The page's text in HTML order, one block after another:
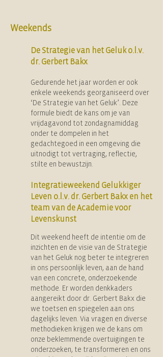
Weekends
De Strategie van het Geluk o.l.v.
dr. Gerbert Bakx
Gedurende het jaar worden er ook
enkele weekends georganiseerd over
‘De Strategie van het Geluk’. Deze
formule biedt de kans om je van
vrijdagavond tot zondagnamiddag
onder te dompelen in het
gedachtegoed in een omgeving die
uitnodigt tot vertraging, reflectie,
stilte en bewustzijn.
Integratieweekend Gelukkiger
Leven o.l.v. dr. Gerbert Bakx en het
team van de Academie voor
Levenskunst
Dit weekend heeft de intentie om de
inzichten en de visie van de Strategie
van het Geluk nog beter te integreren
in ons persoonlijk leven, aan de hand
van een concrete, onderzoekende
methode. Er worden denkkaders
aangereikt door dr. Gerbert Bakx die
we toetsen en spiegelen aan ons
dagelijks leven. Via vragen en diverse
methodieken krijgen we de kans om
onze beklemmende overtuigingen te
onderzoeken, te transformeren en ons